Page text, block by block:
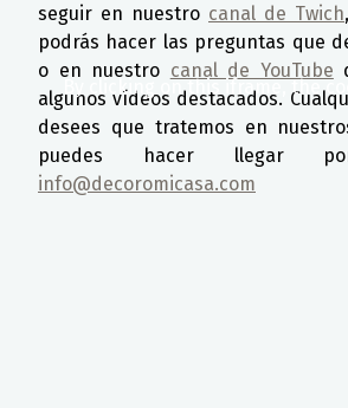
By clicking on this iframe, the
seguir en nuestro canal de Twich
podrás hacer las preguntas que
o en nuestro canal de YouTube
algunos vídeos destacados.
desees que tratemos en
puedes hacer llegar
info@decoromicasa.com